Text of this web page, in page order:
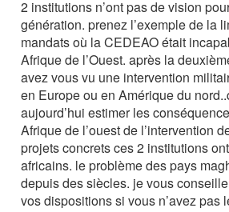
2 institutions n’ont pas de vision
génération. prenez l’exemple de la
mandats où la CEDEAO était
Afrique de l’Ouest. après la
avez vous vu une intervention
en Europe ou en Amérique du
aujourd’hui estimer les
Afrique de l’ouest de l’intervention
projets concrets ces 2 institutions
africains. le problème des pays
depuis des siècles. je vous
vos dispositions si vous n’avez pas